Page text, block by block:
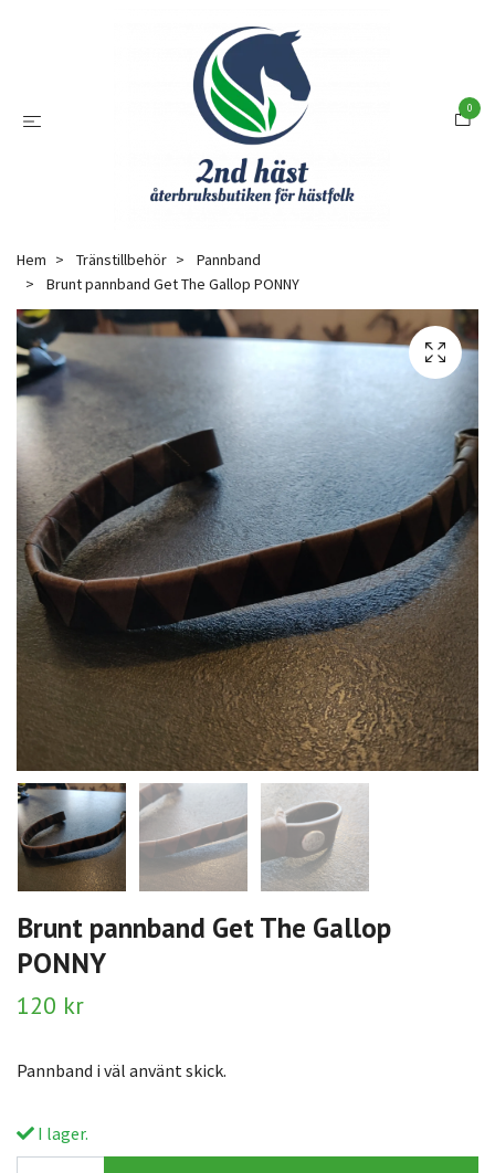
0
Hem Tränstillbehör
Pannband
Brunt pannband Get The Gallop PONNY
Brunt pannband Get The Gallop
PONNY
120 kr
Pannband i väl använt skick.
I lager.